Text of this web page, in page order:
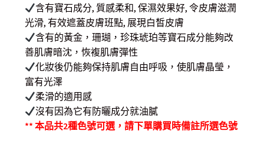
$ 350.00.
$ 298.00.
含有寶石成分, 質感柔和, 保濕效果好, 令皮膚滋潤
光滑, 有效遮蓋皮膚班點, 展現白皙皮膚
含有的黃金，珊瑚，珍珠琥珀等寶石成分能夠改
善肌膚暗沈，恢複肌膚彈性
化妝後仍能夠保持肌膚自由呼吸，使肌膚晶瑩，
富有光澤
柔滑的適用感
沒有因為它有防曬成分就油膩
** 本品共2種色號可選，請下單購買時備註所選色號